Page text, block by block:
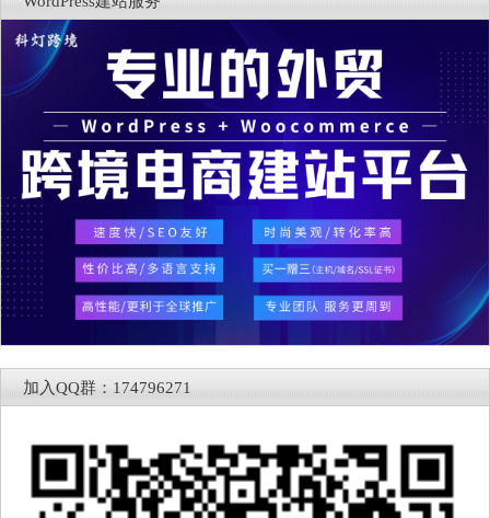
加入QQ群：174796271